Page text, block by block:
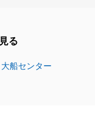
る
大船センター